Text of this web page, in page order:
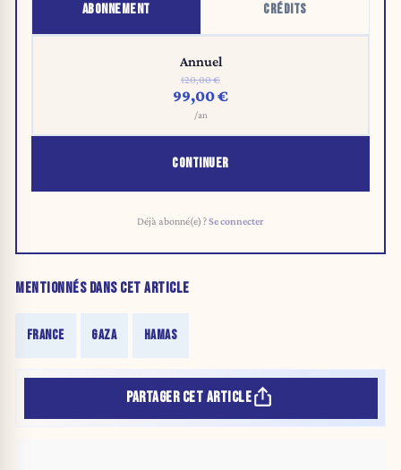
ABONNEMENT CRÉDITS
Annuel
120,00 €
99,00 €
/an
CONTINUER
Déjà abonné(e) ?Se connecter
MENTIONNÉS DANS CET ARTICLE
FRANCE GAZA HAMAS
PARTAGER CET ARTICLE